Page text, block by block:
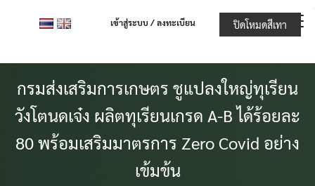
เข้าสู่ระบบ / ลงทะเบียน
กรมส่งเสริมการเกษตร ชูแปลงใหญ่ทุเรียน
วังโตนดเจ๋ง ผลิตทุเรียนเกรด A-B ได้ร้อยละ
80 พร้อมเสริมมาตรการ Zero Covid อย่าง
เข้มข้น
ปิดโหมดสีเทา